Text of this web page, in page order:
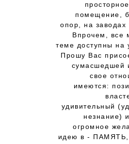
помещение,
опор, на заводах
Впрочем, все
теме доступны на
Прошу Вас
сумасшедшей
свое
имеются:
удивительный
незнание)
огромное
идею в - ПАМЯТЬ,